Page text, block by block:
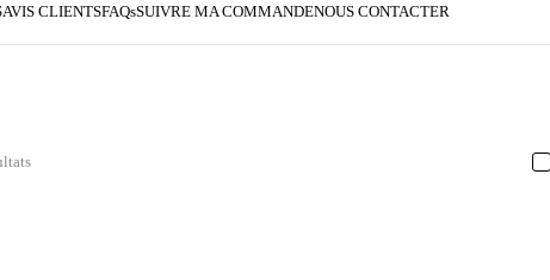
AVIS CLIENTSFAQsSUIVRE MA COMMANDENOUS CONTACTER